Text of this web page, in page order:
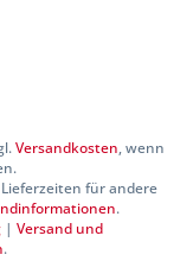
Versandkosten, wenn
für andere
.
| Versand und
.